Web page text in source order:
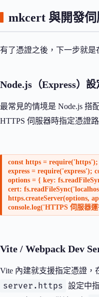
mkcert 與開發
有了憑證之後，下一步就是
Node.js（Express）設
最常見的情境是 Node.js 搭
HTTPS 伺服器時指定憑證路
const https =
express = require('express');
options = { key:
cert:
https.createServer(options,
console.log('HTTPS 伺服器
Vite / Webpack Dev
Vite 內建就支援指定憑證，
server.https
設定中